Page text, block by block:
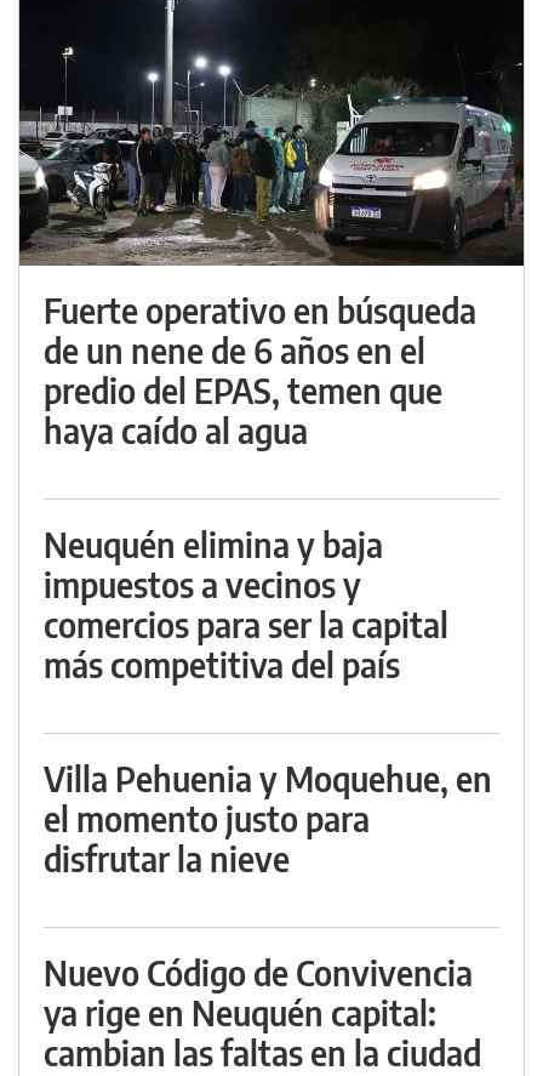
Fuerte operativo en búsqueda
de un nene de 6 años en el
predio del EPAS, temen que
haya caído al agua
Neuquén elimina y baja
impuestos a vecinos y
comercios para ser la capital
más competitiva del país
Villa Pehuenia y Moquehue, en
el momento justo para
disfrutar la nieve
Nuevo Código de Convivencia
ya rige en Neuquén capital:
cambian las faltas en la ciudad